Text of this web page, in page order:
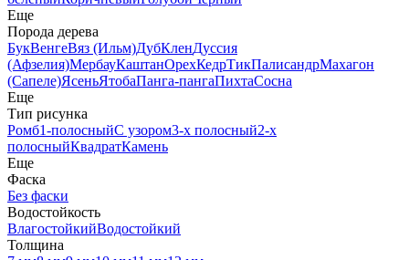
Еще
Порода дерева
БукВенгеВяз (Ильм)ДубКленДуссия
(Афзелия)МербауКаштанОрехКедрТикПалисандрМахагон
(Сапеле)ЯсеньЯтобаПанга-пангаПихтаСосна
Еще
Тип рисунка
Ромб1-полосныйС узором3-х полосный2-х
полосныйКвадратКамень
Еще
Фаска
Без фаски
Водостойкость
ВлагостойкийВодостойкий
Толщина